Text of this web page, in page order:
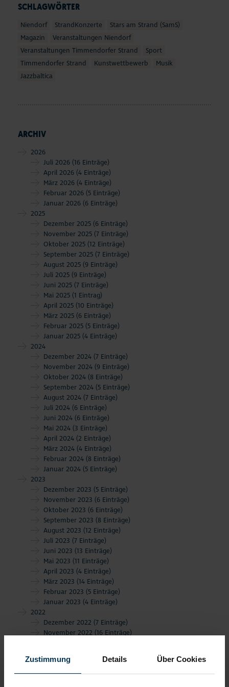
Zustimmung Details Über Cookies
SCHLAGWÖRTER
Niendorf StrandKonzerte
Stars am Strand (SamS)
Magazin
Veranstaltungen Niendorf
Veranstaltungen Timmendorfer Strand
Sport
Timmendorfer Strand
Kunstwettbewerb
Musik
Jazzbaltica
ARCHIV
2026
Juli 2026 (16 Einträge)
April 2026 (4 Einträge)
März 2026 (4 Einträge)
Februar 2026 (5 Einträge)
Januar 2026 (6 Einträge)
2025
Dezember 2025 (6 Einträge)
November 2025 (7 Einträge)
Oktober 2025 (12 Einträge)
September 2025 (7 Einträge)
August 2025 (9 Einträge)
Juli 2025 (9 Einträge)
Juni 2025 (7 Einträge)
Mai 2025 (1 Eintrag)
April 2025 (10 Einträge)
März 2025 (6 Einträge)
Februar 2025 (5 Einträge)
Januar 2025 (4 Einträge)
2024
Dezember 2024 (7 Einträge)
November 2024 (9 Einträge)
Oktober 2024 (8 Einträge)
September 2024 (5 Einträge)
August 2024 (7 Einträge)
Juli 2024 (6 Einträge)
Juni 2024 (6 Einträge)
Mai 2024 (3 Einträge)
April 2024 (2 Einträge)
März 2024 (4 Einträge)
Februar 2024 (8 Einträge)
Januar 2024 (5 Einträge)
2023
Dezember 2023 (5 Einträge)
November 2023 (6 Einträge)
Oktober 2023 (6 Einträge)
September 2023 (8 Einträge)
August 2023 (12 Einträge)
Juli 2023 (7 Einträge)
Juni 2023 (13 Einträge)
Mai 2023 (11 Einträge)
April 2023 (4 Einträge)
März 2023 (14 Einträge)
Februar 2023 (5 Einträge)
Januar 2023 (4 Einträge)
2022
Dezember 2022 (7 Einträge)
November 2022 (16 Einträge)
Juli 2022
(18 Einträge)
Juni 2022(13 Einträge)